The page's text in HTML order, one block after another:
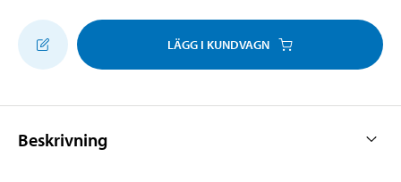
LÄGG I KUNDVAGN
Beskrivning